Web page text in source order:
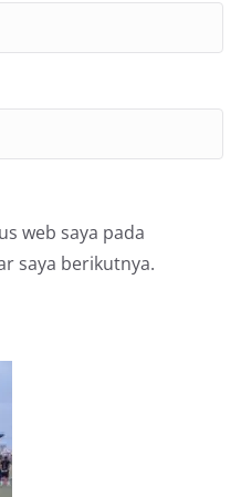
web saya pada
saya berikutnya.